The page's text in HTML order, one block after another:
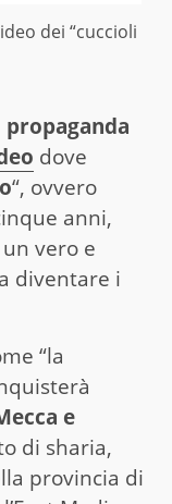
dei “cuccioli
propaganda
dove
“, ovvero
anni,
vero e
diventare i
“la
e
di sharia,
provincia di